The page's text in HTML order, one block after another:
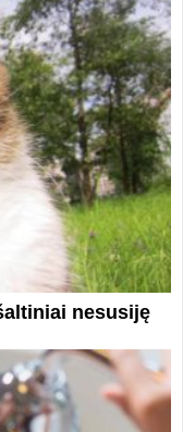
nesusiję